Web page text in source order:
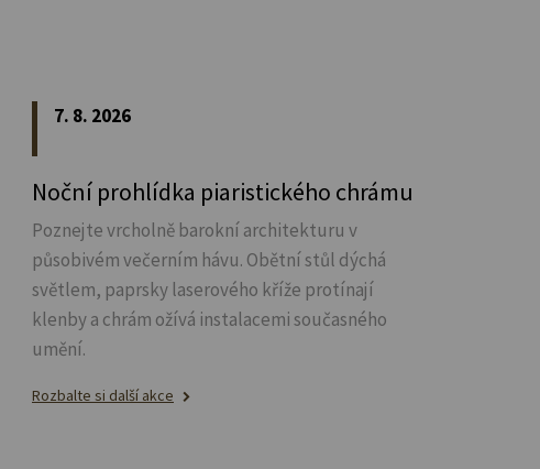
7. 8. 2026
Noční prohlídka piaristického chrámu
Poznejte vrcholně barokní architekturu v
působivém večerním hávu. Obětní stůl dýchá
světlem, paprsky laserového kříže protínají
klenby a chrám ožívá instalacemi současného
umění.
Rozbalte si další akce